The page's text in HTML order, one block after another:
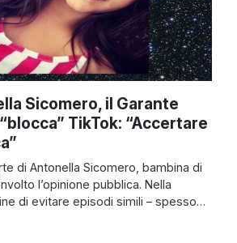
Sicomero, il Garante
TikTok: “Accertare
di Antonella Sicomero, bambina di
l’opinione pubblica. Nella
di evitare episodi simili – spesso
dell’età -, il Garante della Privacy ha